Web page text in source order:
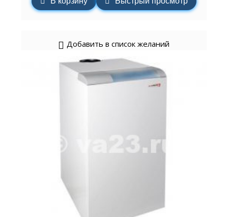
Добавить в список желаний